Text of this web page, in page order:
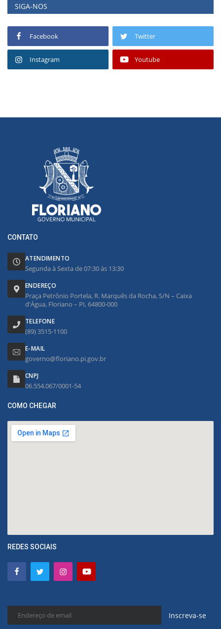
SIGA-NOS
Facebook Twitter
Instagram Youtube
CONTATO
ATENDIMENTO
Segunda à Sexta de 07:30 às 13:30
ENDEREÇO
Praça Petrônio Portela, R. Marquês da Rocha, S/N – Caixa
d'Água, Floriano – PI, 64800-000
TELEFONE
(89) 3515-1100
E-MAIL
governo@floriano.pi.gov.br
CNPJ
06.554.067/0001-54
COMO CHEGAR
REDES SOCIAIS
Inscreva-se